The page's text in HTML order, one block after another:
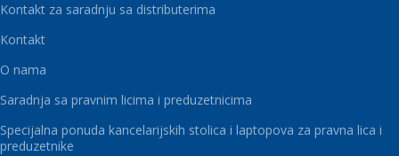
Kontakt za saradnju sa distributerima
Kontakt
O nama
Saradnja sa pravnim licima i preduzetnicima
Specijalna ponuda kancelarijskih stolica i laptopova za pravna lica i
preduzetnike